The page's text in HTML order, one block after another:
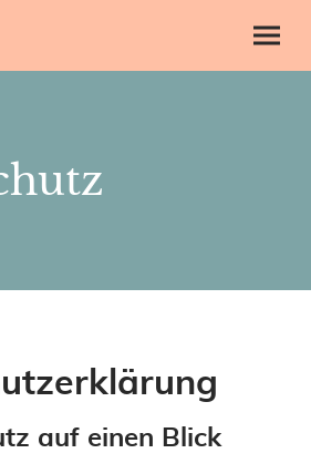
auf einen Blick